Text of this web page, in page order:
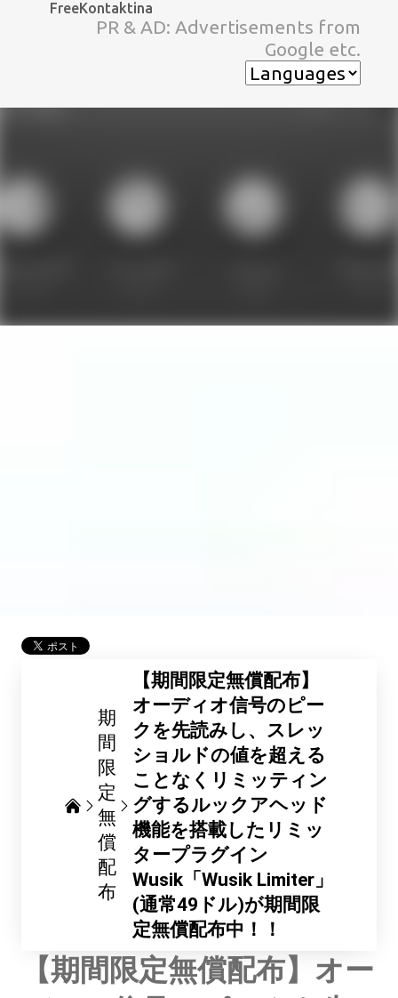
スキップしてメイン コンテンツに移動
FreeKontaktina
PR & AD: Advertisements from
Google etc.
期
間
限
定
無
償
配
布
【期間限定無償配布】
オーディオ信号のピー
クを先読みし、スレッ
ショルドの値を超える
ことなくリミッティン
グするルックアヘッド
機能を搭載したリミッ
タープラグイン
Wusik「Wusik Limiter」
(通常49ドル)が期間限
定無償配布中！！
【期間限定無償配布】オー